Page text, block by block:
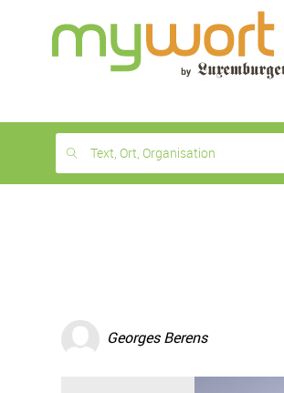
month
free
Text, Ort, Organisation
Georges Berens